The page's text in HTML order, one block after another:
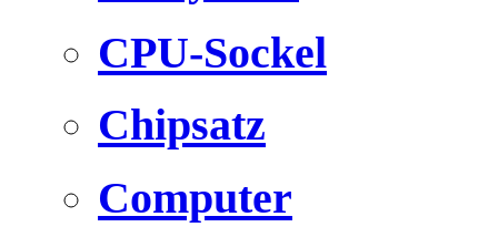
CPU-Sockel
Chipsatz
Computer